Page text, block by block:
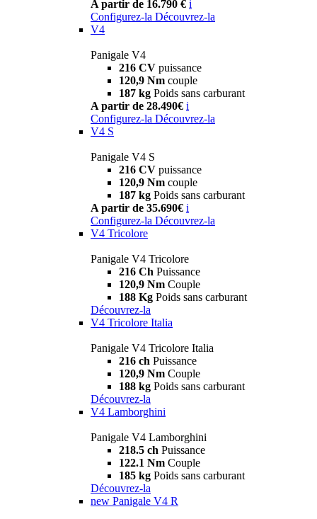
A partir de 16.790 € i
Configurez-la Découvrez-la
V4
Panigale V4
216 CV puissance
120,9 Nm couple
187 kg Poids sans carburant
A partir de 28.490€ i
Configurez-la Découvrez-la
V4 S
Panigale V4 S
216 CV puissance
120,9 Nm couple
187 kg Poids sans carburant
A partir de 35.690€ i
Configurez-la Découvrez-la
V4 Tricolore
Panigale V4 Tricolore
216 Ch Puissance
120,9 Nm Couple
188 Kg Poids sans carburant
Découvrez-la
V4 Tricolore Italia
Panigale V4 Tricolore Italia
216 ch Puissance
120,9 Nm Couple
188 kg Poids sans carburant
Découvrez-la
V4 Lamborghini
Panigale V4 Lamborghini
218.5 ch Puissance
122.1 Nm Couple
185 kg Poids sans carburant
Découvrez-la
new Panigale V4 R